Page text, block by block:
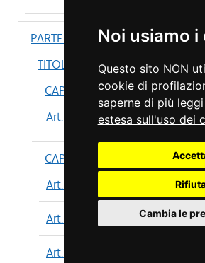
Noi usiamo i
Questo sito NON
cookie di
saperne di più
estesa sull'uso dei
Cambia le
PARTE IV
TITOLO I
CAPO I
Art. 199
CAPO II
Art. 200
Art. 201
Art. 202